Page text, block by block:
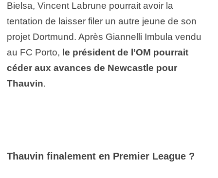
Bielsa, Vincent Labrune pourrait avoir la
tentation de laisser filer un autre jeune de son
projet Dortmund. Après Giannelli Imbula vendu
au FC Porto, le président de l’OM pourrait
céder aux avances de Newcastle pour
Thauvin.
Thauvin finalement en Premier League ?